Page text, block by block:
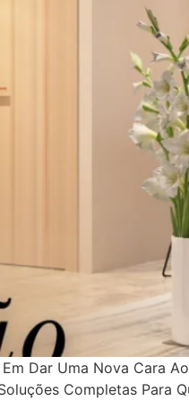
Dar Uma Nova Cara
Completas Para